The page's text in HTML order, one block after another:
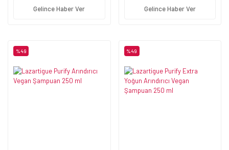
Gelince Haber Ver Gelince Haber Ver
%49 %49